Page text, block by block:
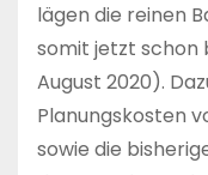
lägen die reinen
somit jetzt schon
August 2020).
Planungskosten
sowie die